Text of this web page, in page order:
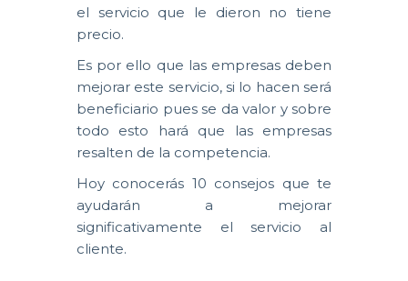
el servicio que le dieron no tiene
precio.
Es por ello que las empresas deben
mejorar este servicio, si lo hacen será
beneficiario pues se da valor y sobre
todo esto hará que las empresas
resalten de la competencia.
Hoy conocerás 10 consejos que te
ayudarán a mejorar
significativamente el servicio al
cliente.